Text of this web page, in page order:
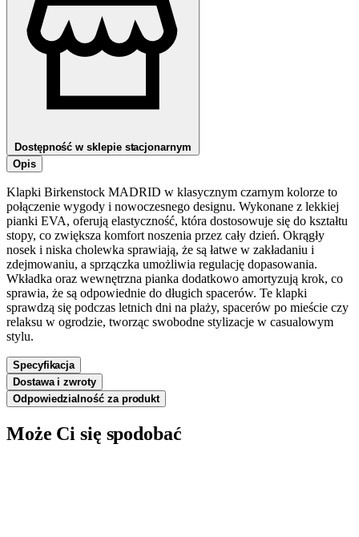
Dostępność w sklepie stacjonarnym
Opis
Klapki Birkenstock MADRID w klasycznym czarnym kolorze to
połączenie wygody i nowoczesnego designu. Wykonane z lekkiej
pianki EVA, oferują elastyczność, która dostosowuje się do kształtu
stopy, co zwiększa komfort noszenia przez cały dzień. Okrągły
nosek i niska cholewka sprawiają, że są łatwe w zakładaniu i
zdejmowaniu, a sprzączka umożliwia regulację dopasowania.
Wkładka oraz wewnętrzna pianka dodatkowo amortyzują krok, co
sprawia, że są odpowiednie do długich spacerów. Te klapki
sprawdzą się podczas letnich dni na plaży, spacerów po mieście czy
relaksu w ogrodzie, tworząc swobodne stylizacje w casualowym
stylu.
Specyfikacja
Dostawa i zwroty
Odpowiedzialność za produkt
Może Ci się spodobać